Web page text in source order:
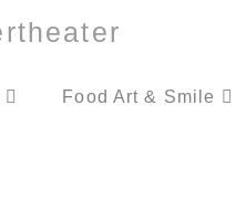
Food Art & Smile